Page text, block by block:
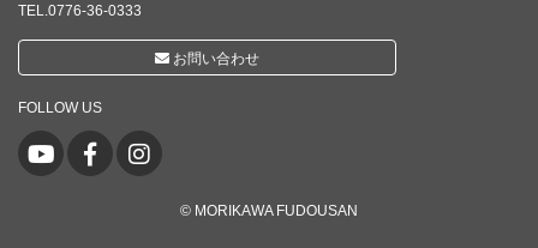
TEL.0776-36-0333
お問い合わせ
FOLLOW US
© MORIKAWA FUDOUSAN